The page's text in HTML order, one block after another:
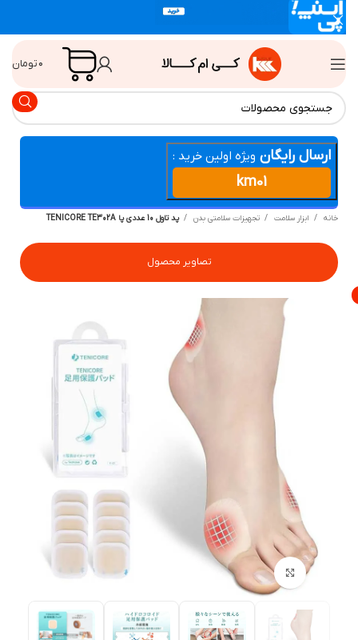
تومان
ارسال رایگان ویژه اولین خرید :
km01
ابزار سلامت تجهیزات سلامتی بدن پد تاول 10 عددی پا TENICORE TE302A
تصاویر محصول
بزرگنمایی تصویر